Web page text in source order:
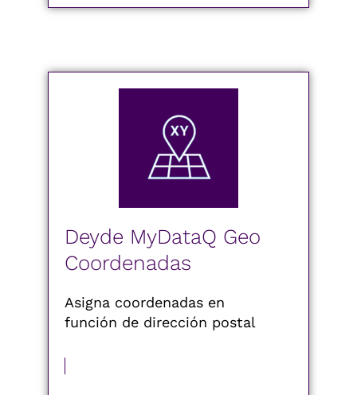
Deyde MyDataQ Geo
Coordenadas
Asigna coordenadas en
función de dirección postal